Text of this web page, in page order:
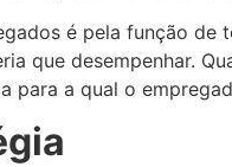
é pela função
que desempenhar.
para a qual o